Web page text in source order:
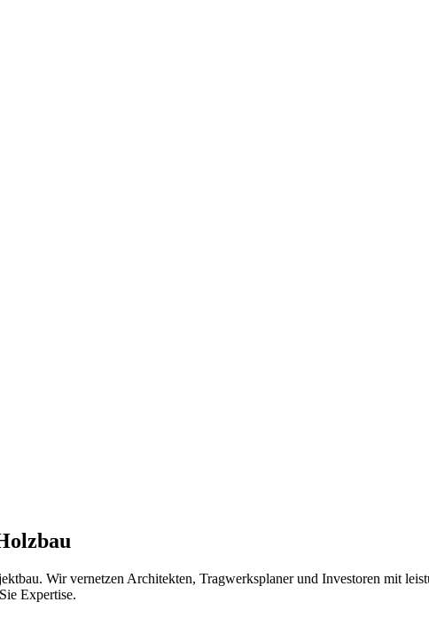
Wir vernetzen Architekten, Tragwerksplaner und Investoren mit
Expertise.